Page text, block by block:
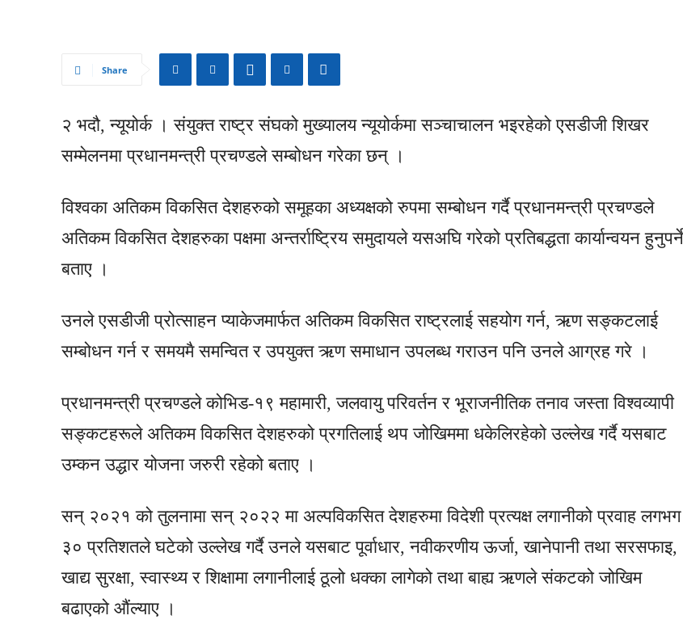
Share
२ भदौ, न्यूयोर्क । संयुक्त राष्ट्र संघको मुख्यालय न्यूयोर्कमा सञ्चाचालन भइरहेको एसडीजी शिखर
सम्मेलनमा प्रधानमन्त्री प्रचण्डले सम्बोधन गरेका छन् ।
विश्वका अतिकम विकसित देशहरुको समूहका अध्यक्षको रुपमा सम्बोधन गर्दै प्रधानमन्त्री प्रचण्डले
अतिकम विकसित देशहरुका पक्षमा अन्तर्राष्ट्रिय समुदायले यसअघि गरेको प्रतिबद्धता कार्यान्वयन हुनुपर्ने
बताए ।
उनले एसडीजी प्रोत्साहन प्याकेजमार्फत अतिकम विकसित राष्ट्रलाई सहयोग गर्न, ऋण सङ्कटलाई
सम्बोधन गर्न र समयमै समन्वित र उपयुक्त ऋण समाधान उपलब्ध गराउन पनि उनले आग्रह गरे ।
प्रधानमन्त्री प्रचण्डले कोभिड-१९ महामारी, जलवायु परिवर्तन र भूराजनीतिक तनाव जस्ता विश्वव्यापी
सङ्कटहरूले अतिकम विकसित देशहरुको प्रगतिलाई थप जोखिममा धकेलिरहेको उल्लेख गर्दै यसबाट
उम्कन उद्धार योजना जरुरी रहेको बताए ।
सन् २०२१ को तुलनामा सन् २०२२ मा अल्पविकसित देशहरुमा विदेशी प्रत्यक्ष लगानीको प्रवाह लगभग
३० प्रतिशतले घटेको उल्लेख गर्दै उनले यसबाट पूर्वाधार, नवीकरणीय ऊर्जा, खानेपानी तथा सरसफाइ,
खाद्य सुरक्षा, स्वास्थ्य र शिक्षामा लगानीलाई ठूलो धक्का लागेको तथा बाह्य ऋणले संकटको जोखिम
बढाएको औंल्याए ।